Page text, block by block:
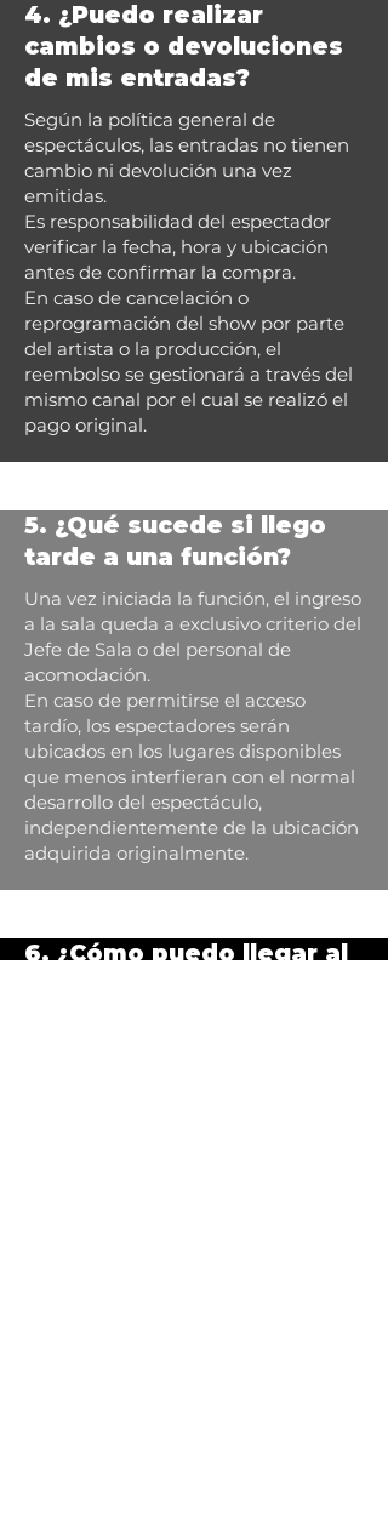
4. ¿Puedo realizar
cambios o devoluciones
de mis entradas?
Según la política general de
espectáculos, las entradas no tienen
cambio ni devolución una vez
emitidas.
Es responsabilidad del espectador
verificar la fecha, hora y ubicación
antes de confirmar la compra.
En caso de cancelación o
reprogramación del show por parte
del artista o la producción, el
reembolso se gestionará a través del
mismo canal por el cual se realizó el
pago original.
5. ¿Qué sucede si llego
tarde a una función?
Una vez iniciada la función, el ingreso
a la sala queda a exclusivo criterio del
Jefe de Sala o del personal de
acomodación.
En caso de permitirse el acceso
tardío, los espectadores serán
ubicados en los lugares disponibles
que menos interfieran con el normal
desarrollo del espectáculo,
independientemente de la ubicación
adquirida originalmente.
6. ¿Cómo puedo llegar al